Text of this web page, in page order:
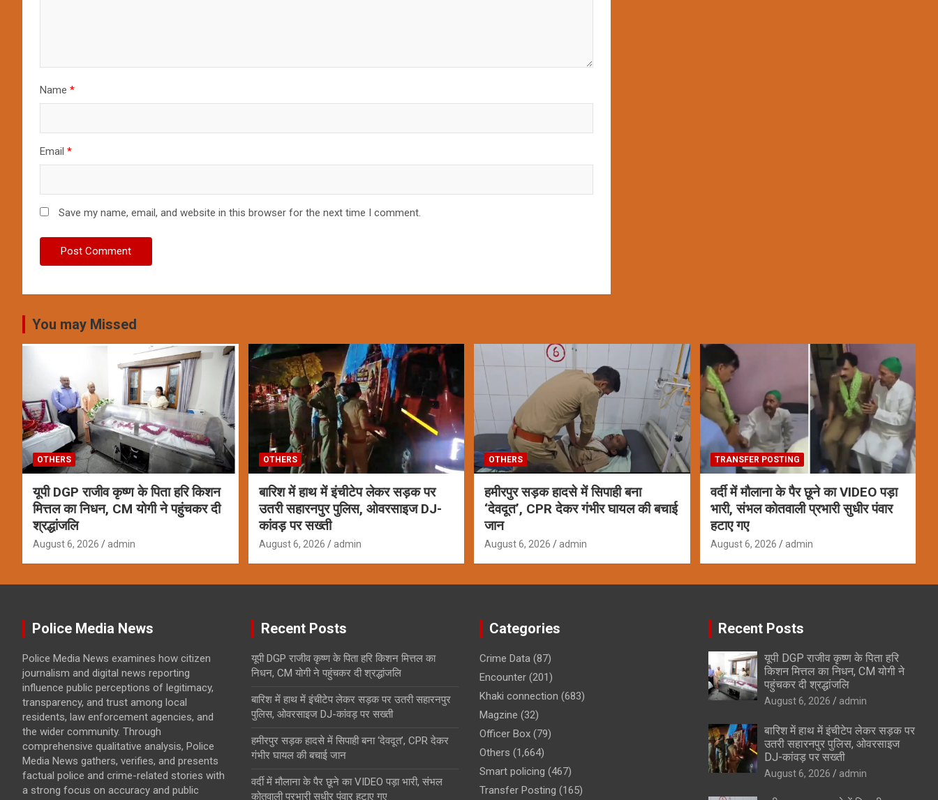
Name *
Email *
Save my name, email, and website in this browser for the next time I comment.
You may Missed
OTHERS
यूपी DGP राजीव कृष्ण के पिता हरि किशन
मित्तल का निधन, CM योगी ने पहुंचकर दी
श्रद्धांजलि
August 6, 2026 admin
OTHERS
बारिश में हाथ में इंचीटेप लेकर सड़क पर
उतरी सहारनपुर पुलिस, ओवरसाइज DJ-
कांवड़ पर सख्ती
August 6, 2026 admin
OTHERS
हमीरपुर सड़क हादसे में सिपाही बना
‘देवदूत’, CPR देकर गंभीर घायल की बचाई
जान
August 6, 2026 admin
TRANSFER POSTING
वर्दी में मौलाना के पैर छूने का VIDEO पड़ा
भारी, संभल कोतवाली प्रभारी सुधीर पंवार
हटाए गए
August 6, 2026 admin
Police Media News
Police Media News examines how citizen
journalism and digital news reporting
influence public perceptions of legitimacy,
transparency, and trust among local
residents, law enforcement agencies, and
the wider community. Through
comprehensive qualitative analysis, Police
Media News gathers, verifies, and presents
factual police and crime-related stories with
a strong focus on accuracy and public
Recent Posts
यूपी DGP राजीव कृष्ण के पिता हरि किशन मित्तल का
निधन, CM योगी ने पहुंचकर दी श्रद्धांजलि
बारिश में हाथ में इंचीटेप लेकर सड़क पर उतरी सहारनपुर
पुलिस, ओवरसाइज DJ-कांवड़ पर सख्ती
हमीरपुर सड़क हादसे में सिपाही बना ‘देवदूत’, CPR देकर
गंभीर घायल की बचाई जान
वर्दी में मौलाना के पैर छूने का VIDEO पड़ा भारी, संभल
कोतवाली प्रभारी सुधीर पंवार हटाए गए
Categories
Crime Data (87)
Encounter (201)
Khaki connection (683)
Magzine (32)
Officer Box (79)
Others (1,664)
Smart policing (467)
Transfer Posting (165)
Recent Posts
यूपी DGP राजीव कृष्ण के पिता हरि
किशन मित्तल का निधन, CM योगी ने
पहुंचकर दी श्रद्धांजलि
August 6, 2026 admin
बारिश में हाथ में इंचीटेप लेकर सड़क पर
उतरी सहारनपुर पुलिस, ओवरसाइज
DJ-कांवड़ पर सख्ती
August 6, 2026 admin